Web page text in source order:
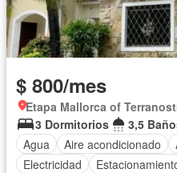
$ 800/mes
Etapa Mallorca of
3 Dormitorios
3,5
Agua
Aire acondicionado
Electricidad